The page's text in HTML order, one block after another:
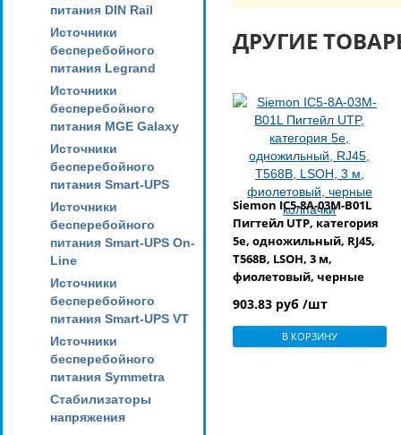
питания DIN Rail
Источники
бесперебойного
питания Legrand
Источники
бесперебойного
питания MGE Galaxy
Источники
бесперебойного
питания Smart-UPS
Источники
бесперебойного
питания Smart-UPS On-
Line
Источники
бесперебойного
питания Smart-UPS VT
Источники
бесперебойного
питания Symmetra
Стабилизаторы
напряжения
ДРУГИЕ
Siemon IC5-8A-03M-B01L
Пигтейл UTP, категория
5e, одножильный, RJ45,
T568B, LSOH, 3 м,
фиолетовый, черные
903.83 руб /шт
В КОРЗИНУ